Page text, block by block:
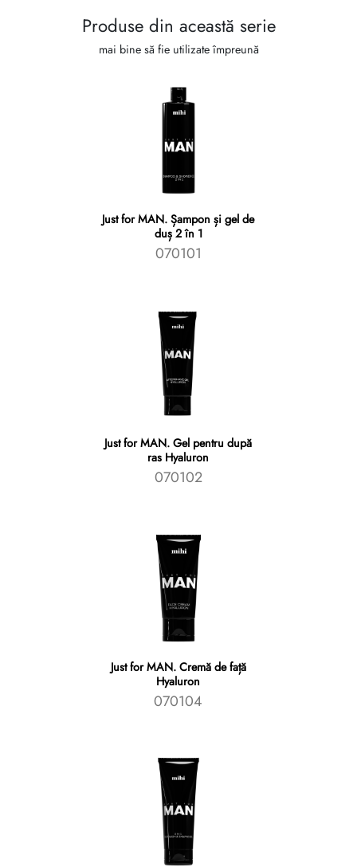
Produse din această serie
mai bine să fie utilizate împreună
Just for MAN. Șampon și gel de
duș 2 în 1
070101
Just for MAN. Gel pentru după
ras Hyaluron
070102
Just for MAN. Cremă de față
Hyaluron
070104